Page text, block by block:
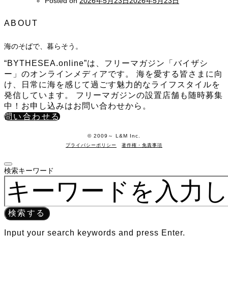
ABOUT
海のそばで、暮らそう。
“BYTHESEA.online”は、フリーマガジン「バイザシ
ー」のオンラインメディアです。 海を愛する皆さまに向
け、日常に海を感じて過ごす魅力的なライフスタイルを
発信しています。 フリーマガジンの設置店舗も随時募集
中！お申し込みはお問い合わせから。
問い合わせる
©️ 2009～ L&M Inc.
プライバシーポリシー 著作権・免責事項
検索キーワード
検索する
Input your search keywords and press Enter.